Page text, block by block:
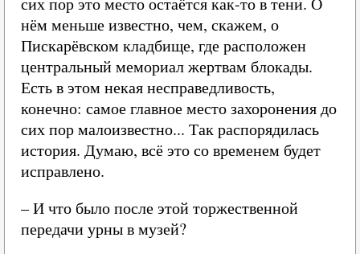
нём меньше известно, чем, скажем, о
Пискарёвском кладбище, где расположен
центральный мемориал жертвам блокады.
Есть в этом некая несправедливость,
конечно: самое главное место захоронения до
сих пор малоизвестно... Так распорядилась
история. Думаю, всё это со временем будет
исправлено.
– И что было после этой торжественной
передачи урны в музей?